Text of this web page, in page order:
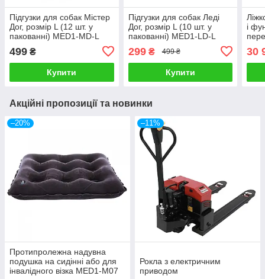
Підгузки для собак Містер
Дог, розмір L (12 шт. у
пакованні) MED1-MD-L
499 ₴
Купити
Підгузки для собак Леді
Дог, розмір L (10 шт. у
пакованні) MED1-LD-L
299₴ 499 ₴
Купити
і
30
Акційні пропозиції та новинки
–20%
Протипролежна надувна
подушка на сидінні або для
інвалідного візка MED1-M07
–11%
Рокла з електричним
приводом